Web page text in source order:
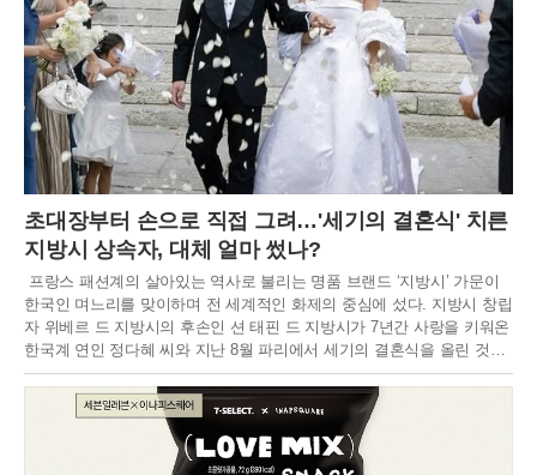
초대장부터 손으로 직접 그려…'세기의 결혼식' 치른
지방시 상속자, 대체 얼마 썼나?
프랑스 패션계의 살아있는 역사로 불리는 명품 브랜드 ‘지방시’ 가문이
한국인 며느리를 맞이하며 전 세계적인 화제의 중심에 섰다. 지방시 창립
자 위베르 드 지방시의 후손인 션 태핀 드 지방시가 7년간 사랑을 키워온
한국계 연인 정다혜 씨와 지난 8월 파리에서 세기의 결혼식을 올린 것이
다. 프랑스 언론이 ‘올해 사교계 최고의 결혼식’이라 극찬할 만큼 호화롭
고 성대하게 치러진 이번 행사는 단순한 명문가의 혼사를 넘어, 프랑스
전통 귀족 가문과 글로벌 인재의 만남이라는 점에서 더욱 깊은 의미를 남
겼다. 두 사람의 결혼은 패션과 사교계를 넘어 대중에게도 한 편의 영화
같은 이야기로 회자되며 뜨거운 관심을 받았다.두 사람의 인연은 2018년